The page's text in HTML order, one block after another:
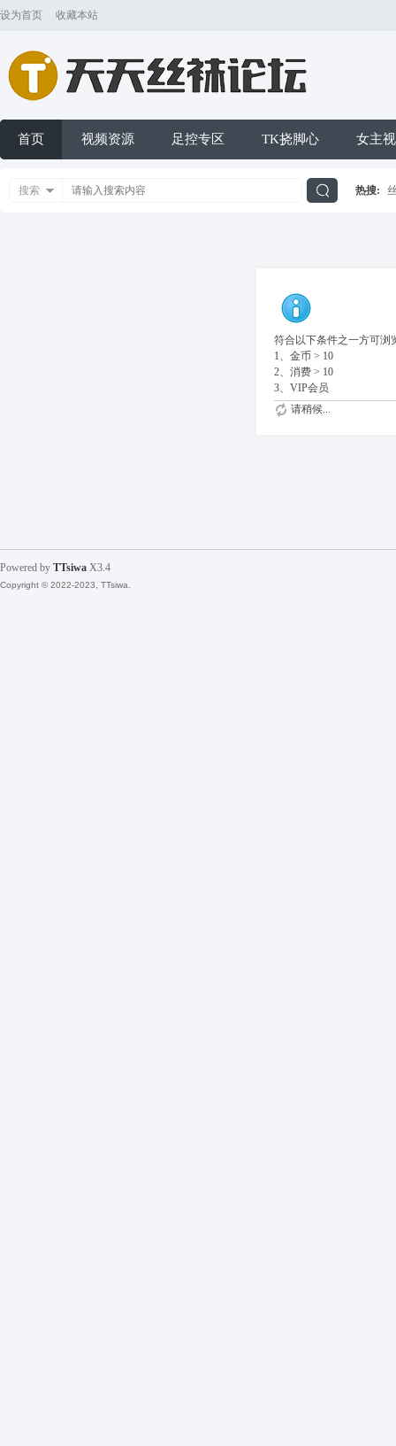
设为首页 收藏本站
首页 视频资源 足控专区 TK挠脚心 女主
搜索 热搜:
符合以下条件之一方可浏
1、金币 > 10
2、消费 > 10
3、VIP会员
请稍候...
Powered by TTsiwa X3.4
Copyright © 2022-2023, TTsiwa.